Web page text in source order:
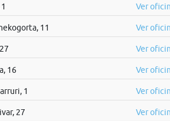
Ver
11 Ver
Ver
16 Ver
1 Ver
27 Ver